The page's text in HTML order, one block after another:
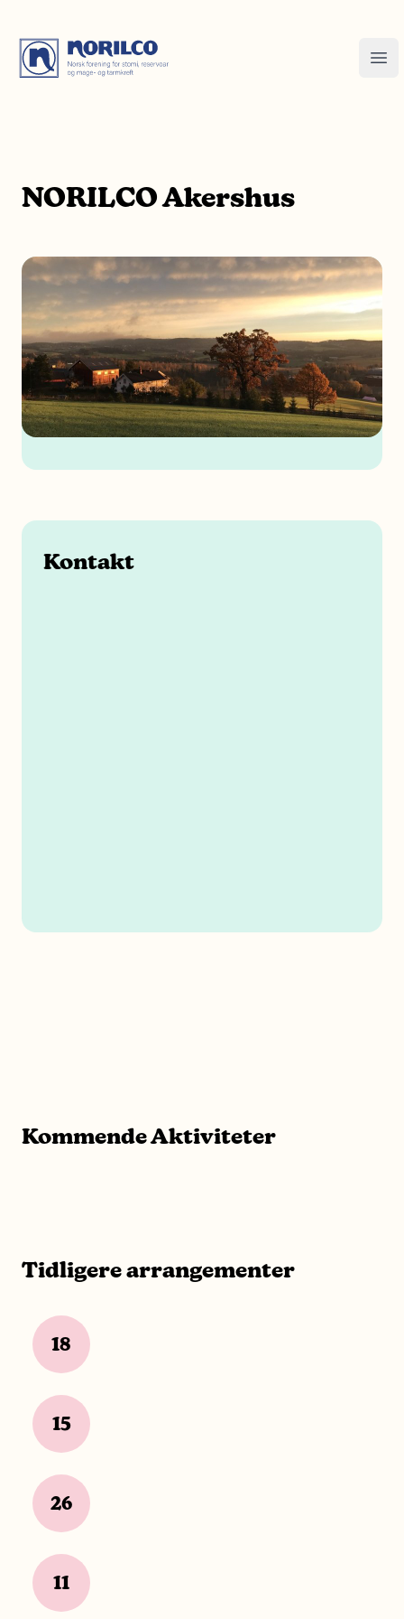
NORILCO Akershus
Kontakt
Kommende Aktiviteter
Tidligere arrangementer
18
15
26
11